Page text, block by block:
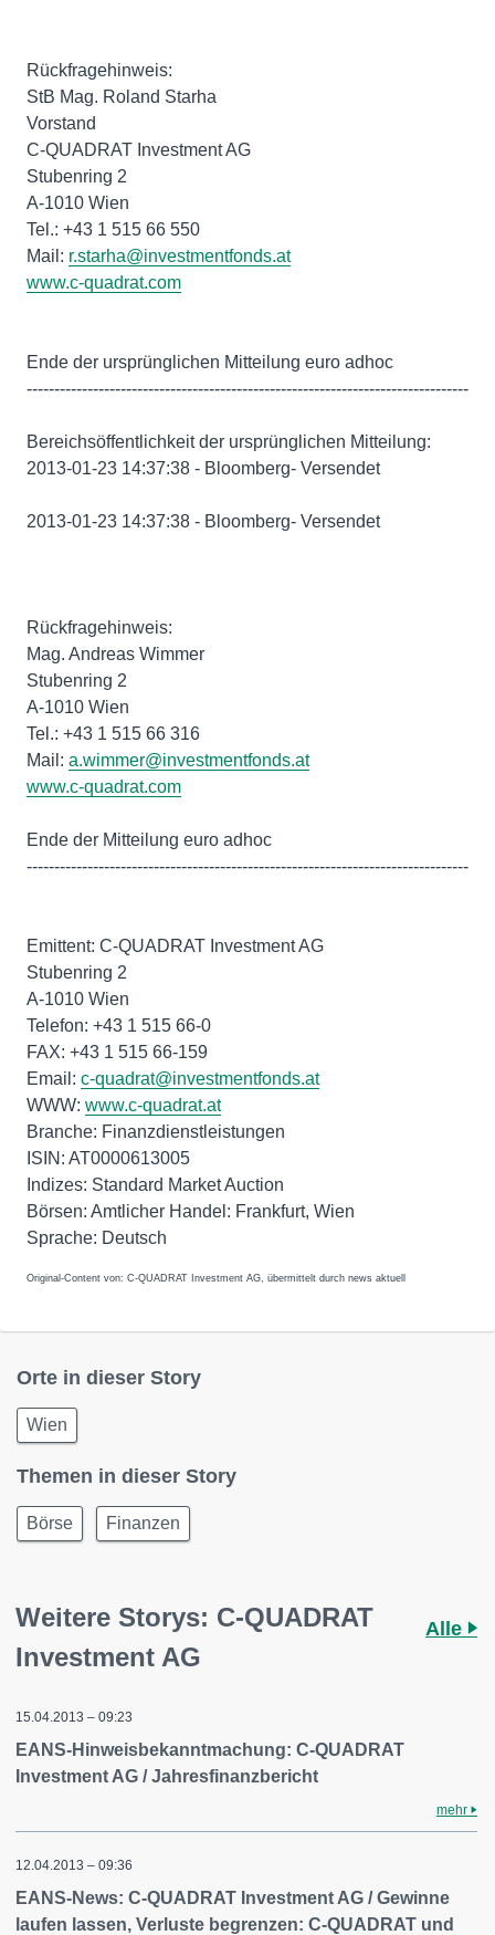
Rückfragehinweis:
StB Mag. Roland Starha
Vorstand
C-QUADRAT Investment AG
Stubenring 2
A-1010 Wien
Tel.: +43 1 515 66 550
Mail: r.starha@investmentfonds.at
www.c-quadrat.com
Ende der ursprünglichen Mitteilung euro adhoc
--------------------------------------------------------------------------------
Bereichsöffentlichkeit der ursprünglichen Mitteilung:
2013-01-23 14:37:38 - Bloomberg- Versendet
2013-01-23 14:37:38 - Bloomberg- Versendet
Rückfragehinweis:
Mag. Andreas Wimmer
Stubenring 2
A-1010 Wien
Tel.: +43 1 515 66 316
Mail: a.wimmer@investmentfonds.at
www.c-quadrat.com
Ende der Mitteilung euro adhoc
--------------------------------------------------------------------------------
Emittent: C-QUADRAT Investment AG
Stubenring 2
A-1010 Wien
Telefon: +43 1 515 66-0
FAX: +43 1 515 66-159
Email: c-quadrat@investmentfonds.at
WWW: www.c-quadrat.at
Branche: Finanzdienstleistungen
ISIN: AT0000613005
Indizes: Standard Market Auction
Börsen: Amtlicher Handel: Frankfurt, Wien
Original-Content von: C-QUADRAT Investment AG, übermittelt durch news aktuell
Orte in dieser Story
Wien
Themen in dieser Story
Börse Finanzen
Weitere Storys: C-QUADRAT
Investment AG
Alle
15.04.2013 – 09:23
EANS-Hinweisbekanntmachung: C-QUADRAT
Investment AG / Jahresfinanzbericht
mehr
12.04.2013 – 09:36
EANS-News: C-QUADRAT Investment AG / Gewinne
laufen lassen, Verluste begrenzen: C-QUADRAT und